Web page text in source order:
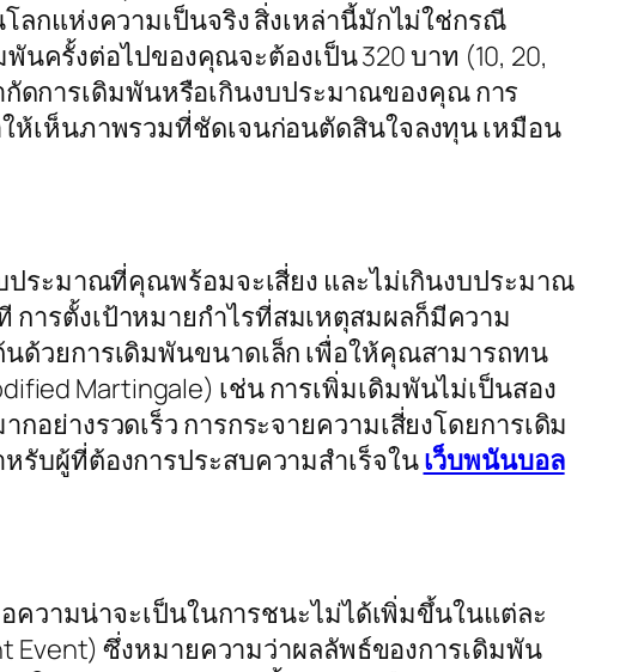
ลกแห่งความเป็นจริง สิ่งเหล่านี้มักไม่ใช่กรณี
นครั้งต่อไปของคุณจะต้องเป็น 320 บาท (10, 20,
ดการเดิมพันหรือเกินงบประมาณของคุณ การ
ห้เห็นภาพรวมที่ชัดเจนก่อนตัดสินใจลงทุน เหมือน
ประมาณที่คุณพร้อมจะเสี่ยง และไม่เกินงบประมาณ
ารตั้งเป้าหมายกำไรที่สมเหตุสมผลก็มีความ
ด้วยการเดิมพันขนาดเล็ก เพื่อให้คุณสามารถทน
Martingale) เช่น การเพิ่มเดิมพันไม่เป็นสอง
ย่างรวดเร็ว การกระจายความเสี่ยงโดยการเดิม
รับผู้ที่ต้องการประสบความสำเร็จในเว็บพนันบอล
วามน่าจะเป็นในการชนะไม่ได้เพิ่มขึ้นในแต่ละ
Event) ซึ่งหมายความว่าผลลัพธ์ของการเดิมพัน